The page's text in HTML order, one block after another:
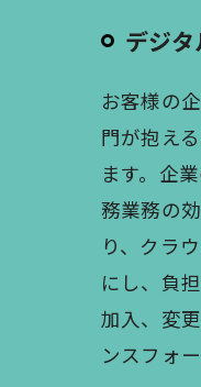
デジ
お客様の
門が抱え
ます。企
務業務の
り、クラ
にし、負
加入、変
ンスフォ